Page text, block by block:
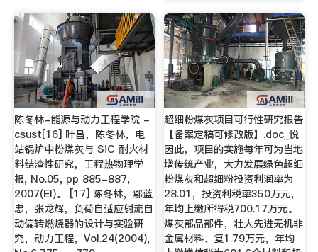
陈冬林-能源与动力工程学院 -
csust[16] 叶昌，陈冬林，电
站锅炉中粉煤灰与 SiC 耐火材
料结渣性研究，工程热物理学
报, No.05, pp 885-887,
2007(EI)。 [17] 陈冬林，鄢蓝
忠，张龙辉，负荷自适应射流自
动偏转燃烧器的设计与实验研
究，动力工程，Vol.24(2004),
超细粉煤灰项目可行性研究报告
【备案定稿可修改版】.doc_悦
因此，项目的实施每年可为当地
增传统产业，大力发展绿色超细
粉煤灰和超细粉投资利润率为
28.01，投资利税率350万元，
年均上缴所得税700.17万元。
煤灰部品部件，壮大先进无机非
金属材料、复1.79万元，年均